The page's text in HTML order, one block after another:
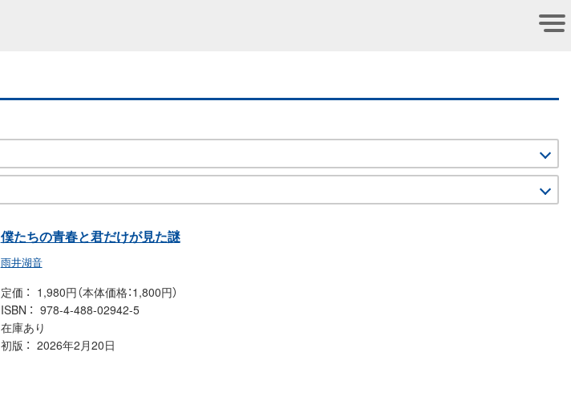
僕たちの青春と君だけが見た謎
雨井湖音
定価
1,980円（本体価格：1,800円）
ISBN
978-4-488-02942-5
在庫あり
初版
2026年2月20日